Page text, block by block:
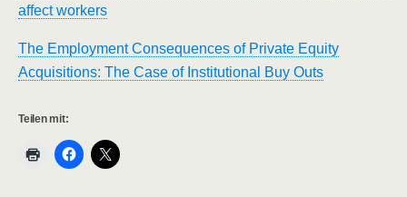
affect workers
The Employment Consequences of Private Equity
Acquisitions: The Case of Institutional Buy Outs
Teilen mit: